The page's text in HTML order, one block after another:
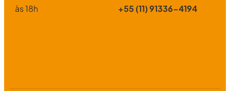
às 18h
+55 (11) 91336-4194